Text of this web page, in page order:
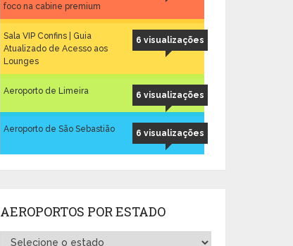
foco na cabine premium
6 visualizações
Sala VIP Confins | Guia
Atualizado de Acesso aos
Lounges
6 visualizações
Aeroporto de Limeira
6 visualizações
Aeroporto de São Sebastião
AEROPORTOS POR ESTADO
Aeroportos